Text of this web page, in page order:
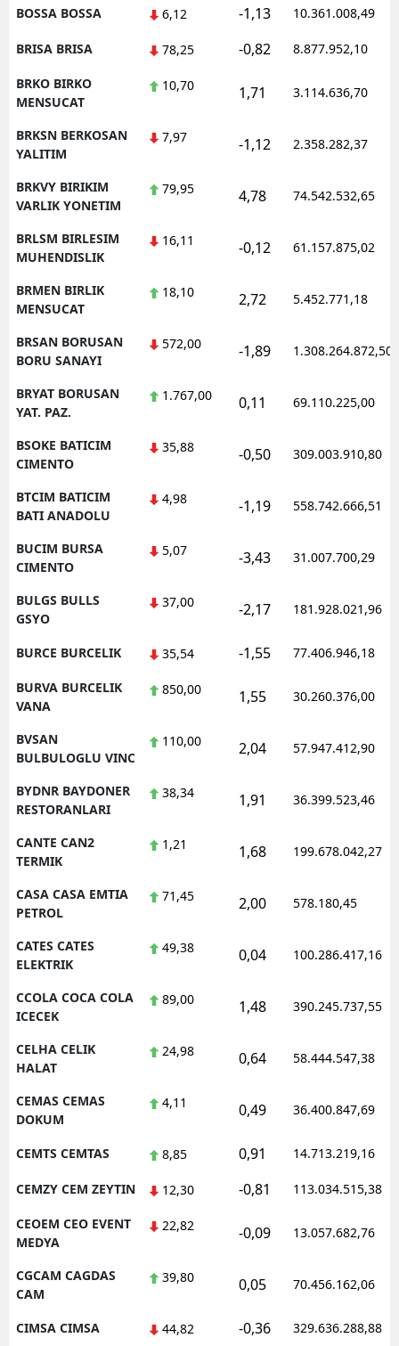
BOSSA BOSSA 6,12 -1,13 10.361.008,49
BRISA BRISA 78,25 -0,82 8.877.952,10
BRKO BIRKO
MENSUCAT
10,70 1,71 3.114.636,70
BRKSN BERKOSAN
YALITIM
7,97 -1,12 2.358.282,37
BRKVY BIRIKIM
VARLIK YONETIM
79,95 4,78 74.542.532,65
BRLSM BIRLESIM
MUHENDISLIK
16,11 -0,12 61.157.875,02
BRMEN BIRLIK
MENSUCAT
18,10 2,72 5.452.771,18
BRSAN BORUSAN
BORU SANAYI
572,00 -1,89 1.308.264.872,50
BRYAT BORUSAN
YAT. PAZ.
1.767,00 0,11 69.110.225,00
BSOKE BATICIM
CIMENTO
35,88 -0,50 309.003.910,80
BTCIM BATICIM
BATI ANADOLU
4,98 -1,19 558.742.666,51
BUCIM BURSA
CIMENTO
5,07 -3,43 31.007.700,29
BULGS BULLS
GSYO
37,00 -2,17 181.928.021,96
BURCE BURCELIK 35,54 -1,55 77.406.946,18
BURVA BURCELIK
VANA
850,00 1,55 30.260.376,00
BVSAN
BULBULOGLU VINC
110,00 2,04 57.947.412,90
BYDNR BAYDONER
RESTORANLARI
38,34 1,91 36.399.523,46
CANTE CAN2
TERMIK
1,21 1,68 199.678.042,27
CASA CASA EMTIA
PETROL
71,45 2,00 578.180,45
CATES CATES
ELEKTRIK
49,38 0,04 100.286.417,16
CCOLA COCA COLA
ICECEK
89,00 1,48 390.245.737,55
CELHA CELIK
HALAT
24,98 0,64 58.444.547,38
CEMAS CEMAS
DOKUM
4,11 0,49 36.400.847,69
CEMTS CEMTAS 8,85 0,91 14.713.219,16
CEMZY CEM ZEYTIN 12,30 -0,81 113.034.515,38
CEOEM CEO EVENT
MEDYA
22,82 -0,09 13.057.682,76
CGCAM CAGDAS
CAM
39,80 0,05 70.456.162,06
CIMSA CIMSA 44,82 -0,36 329.636.288,88